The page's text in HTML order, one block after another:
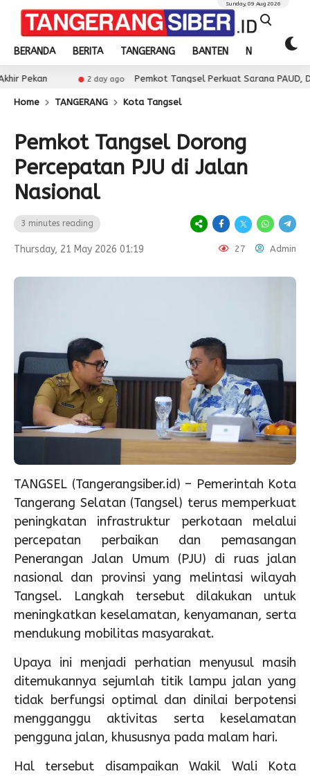
BERANDA BERITA TANGERANG BANTEN NASIONAL
Sunday, 09 Aug 2026
2 day ago Pemkot Tangsel Perkuat Sarana PAUD, Dorong
Home TANGERANG Kota Tangsel
Pemkot Tangsel Dorong
Percepatan PJU di Jalan
Nasional
3 minutes reading
Thursday, 21 May 2026 01:19 27 Admin
TANGSEL (Tangerangsiber.id) – Pemerintah Kota
Tangerang Selatan (Tangsel) terus memperkuat
peningkatan infrastruktur perkotaan melalui
percepatan perbaikan dan pemasangan
Penerangan Jalan Umum (PJU) di ruas jalan
nasional dan provinsi yang melintasi wilayah
Tangsel. Langkah tersebut dilakukan untuk
meningkatkan keselamatan, kenyamanan, serta
mendukung mobilitas masyarakat.
Upaya ini menjadi perhatian menyusul masih
ditemukannya sejumlah titik lampu jalan yang
tidak berfungsi optimal dan dinilai berpotensi
mengganggu aktivitas serta keselamatan
pengguna jalan, khususnya pada malam hari.
Hal tersebut disampaikan Wakil Wali Kota